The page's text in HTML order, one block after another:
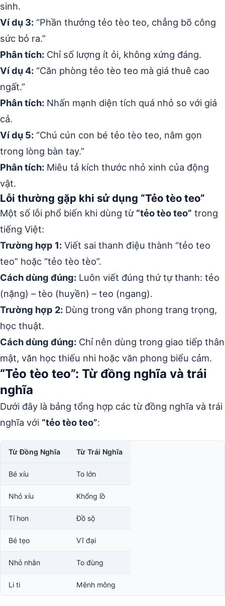
sinh.
Ví dụ 3: “Phần thưởng tẻo tèo teo, chẳng bõ công
sức bỏ ra.”
Phân tích: Chỉ số lượng ít ỏi, không xứng đáng.
Ví dụ 4: “Căn phòng tẻo tèo teo mà giá thuê cao
ngất.”
Phân tích: Nhấn mạnh diện tích quá nhỏ so với giá
cả.
Ví dụ 5: “Chú cún con bé tẻo tèo teo, nằm gọn
trong lòng bàn tay.”
Phân tích: Miêu tả kích thước nhỏ xinh của động
vật.
Lỗi thường gặp khi sử dụng “Tẻo tèo teo”
Một số lỗi phổ biến khi dùng từ “tẻo tèo teo” trong
tiếng Việt:
Trường hợp 1: Viết sai thanh điệu thành “tẻo teo
teo” hoặc “tẻo tèo tèo”.
Cách dùng đúng: Luôn viết đúng thứ tự thanh: tẻo
(nặng) – tèo (huyền) – teo (ngang).
Trường hợp 2: Dùng trong văn phong trang trọng,
học thuật.
Cách dùng đúng: Chỉ nên dùng trong giao tiếp thân
mật, văn học thiếu nhi hoặc văn phong biểu cảm.
“Tẻo tèo teo”: Từ đồng nghĩa và trái
nghĩa
Dưới đây là bảng tổng hợp các từ đồng nghĩa và trái
nghĩa với “tẻo tèo teo”:
Từ Đồng Nghĩa Từ Trái Nghĩa
Bé xíu To lớn
Nhỏ xíu Khổng lồ
Tí hon Đồ sộ
Bé tẹo Vĩ đại
Nhỏ nhắn To đùng
Li ti Mênh mông